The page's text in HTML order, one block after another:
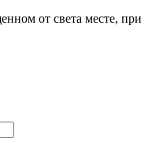
от света месте, при